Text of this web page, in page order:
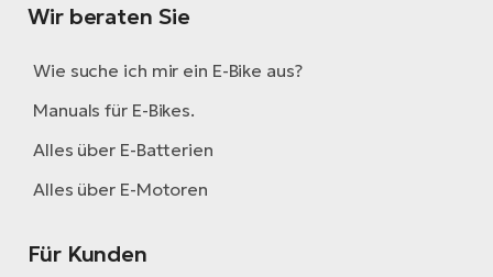
Wir beraten Sie
Wie suche ich mir ein E-Bike aus?
Manuals für E-Bikes.
Alles über E-Batterien
Alles über E-Motoren
Für Kunden